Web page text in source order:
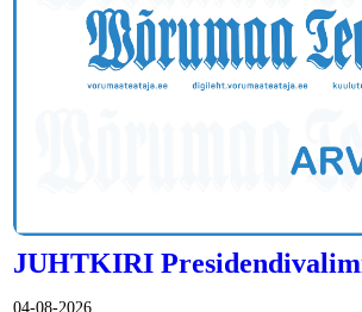
JUHTKIRI
04-08-2026